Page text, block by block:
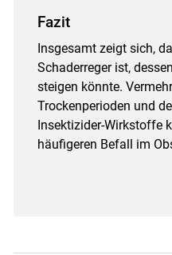
Fazit
Insgesamt zeigt sich,
Schaderreger ist,
steigen könnte.
Trockenperioden und
Insektizider-Wirkstoffe
häufigeren Befall im